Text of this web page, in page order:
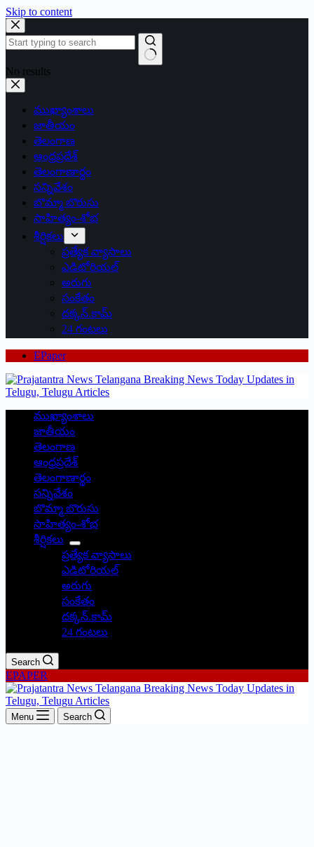
Skip to content
No results
ముఖ్యాంశాలు
జాతీయం
తెలంగాణ
ఆంధ్రప్రదేశ్
తెలంగాణార్థం
సన్నివేశం
బొమ్మా బొరుసు
సాహిత్యం-శోభ
శీర్షికలు
ప్రత్యేక వ్యాసాలు
ఎడిటోరియల్
అరుగు
సంకేతం
దక్కన్.కామ్
24 గంటలు
EPaper
ముఖ్యాంశాలు
జాతీయం
తెలంగాణ
ఆంధ్రప్రదేశ్
తెలంగాణార్థం
సన్నివేశం
బొమ్మా బొరుసు
సాహిత్యం-శోభ
శీర్షికలు
ప్రత్యేక వ్యాసాలు
ఎడిటోరియల్
అరుగు
సంకేతం
దక్కన్.కామ్
24 గంటలు
Search
EPAPER
Menu Search